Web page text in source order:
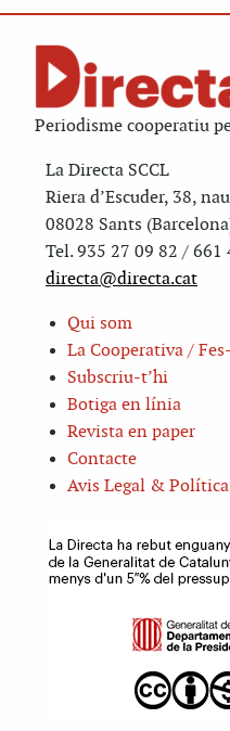
Periodisme cooperatiu
La Directa SCCL
Riera d’Escuder, 38,
08028 Sants
Tel. 935 27 09 82 / 661
directa@directa.cat
Qui som
La Cooperativa /
Subscriu-t’hi
Botiga en línia
Revista en paper
Contacte
Avis Legal &